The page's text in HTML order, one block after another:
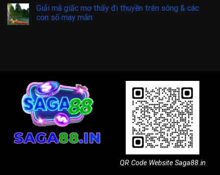
Giải mã giấc mơ thấy đi thuyền trên sông & các
con số may mắn
QR Code Website Saga88.in